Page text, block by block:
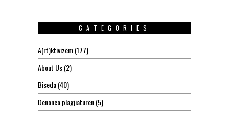
CATEGORIES
A(rt)ktivizëm(177)
About Us(2)
Biseda(40)
Denonco plagjiaturën(5)